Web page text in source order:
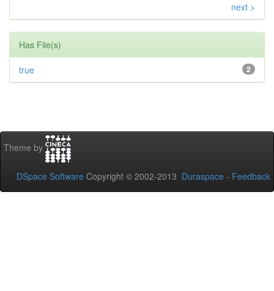
next >
Has File(s)
2
true
Theme by
DSpace Software Copyright © 2002-2013 Duraspace - Feedback